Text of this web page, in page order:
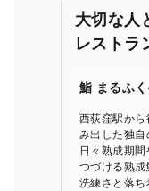
大切な人
レストラ
鮨 まるふ
西荻窪駅か
み出した独自
日々熟成期
つづける熟成
洗練さと落